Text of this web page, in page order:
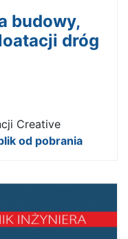
budowy,
dróg
Creative
od pobrania